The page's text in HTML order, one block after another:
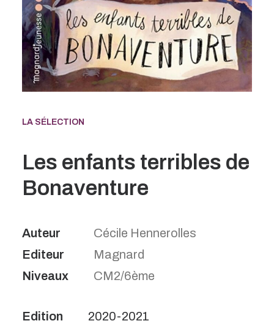
LA SÉLECTION
Les enfants terribles de
Bonaventure
Auteur
Cécile Hennerolles
Editeur
Magnard
Niveaux
CM2/6ème
2020-2021